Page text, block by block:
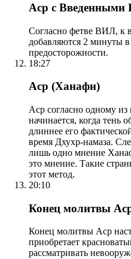
Аср с Введенными
Согласно фетве ВИЛ, к
добавляются 2 минуты
предосторожности.
18:27
Аср (Ханафи)
Аср согласно одному
начинается, когда тень
длиннее его
время Дхухр-намаза.
лишь одно мнение
это мнение. Такие
этот метод.
20:10
Конец молитвы
Конец молитвы Аср
приобретает
рассматривать